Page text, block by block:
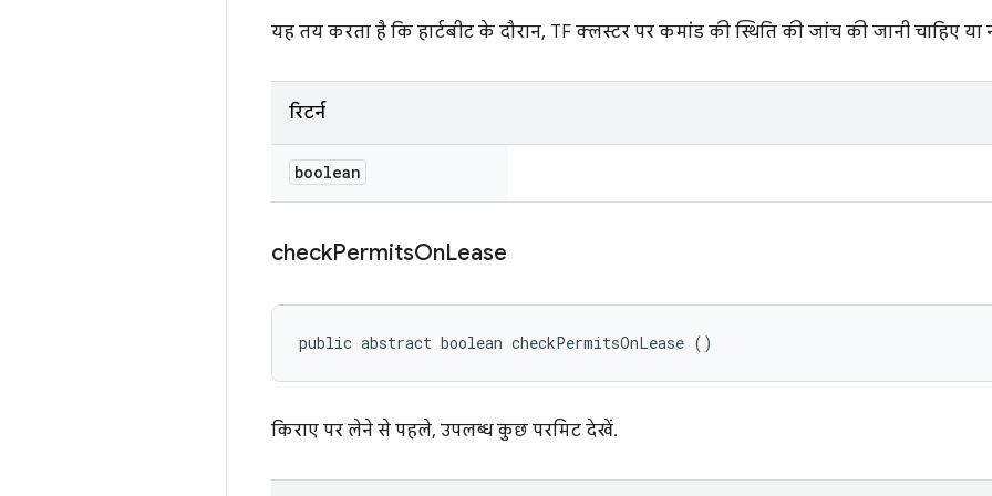
यह तय करता है कि हार्टबीट के दौरान, TF क्लस्टर पर कमांड की स्थिति की जांच की जानी चाहिए या
रिटर्न
boolean
checkPermitsOnLease
public abstract boolean checkPermitsOnLease ()
किराए पर लेने से पहले, उपलब्ध कुछ परमिट देखें.